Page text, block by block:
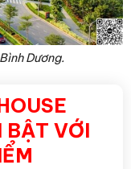
Dương.
BẬT VỚI